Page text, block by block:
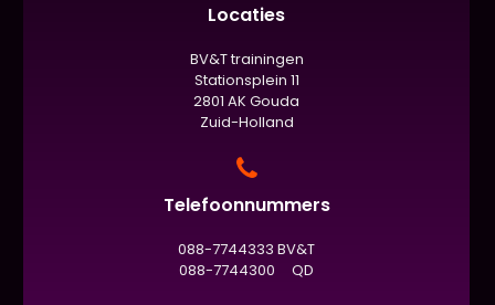
Locaties
BV&T trainingen
Stationsplein 11
2801 AK Gouda
Zuid-Holland
Telefoonnummers
088-7744333 BV&T
088-7744300 QD